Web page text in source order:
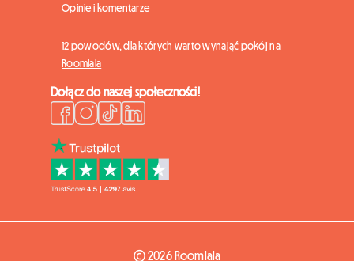
Opinie i komentarze
12 powodów, dla których warto wynająć pokój na
Roomlala
Dołącz do naszej społeczności!
© 2026 Roomlala